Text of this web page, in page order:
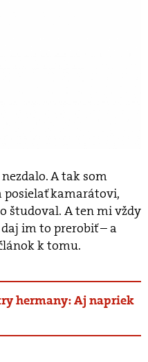
A tak som
kamarátovi,
študoval. A ten mi vždy
im to prerobiť – a
k tomu.
hermany: Aj napriek